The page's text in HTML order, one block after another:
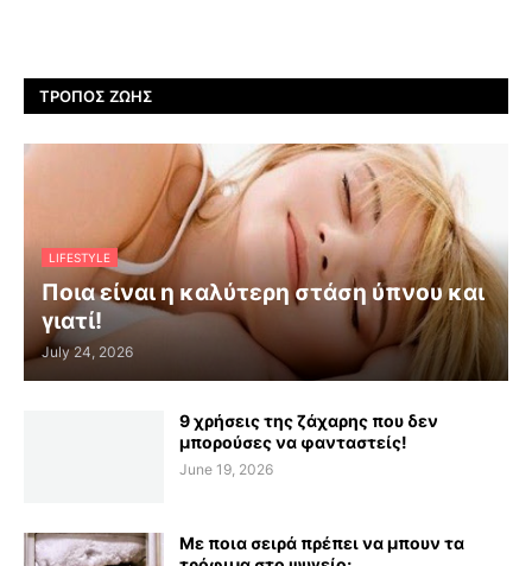
ΤΡΌΠΟΣ ΖΩΉΣ
LIFESTYLE
Ποια είναι η καλύτερη στάση ύπνου και
γιατί!
July 24, 2026
9 χρήσεις της ζάχαρης που δεν
μπορούσες να φανταστείς!
June 19, 2026
Με ποια σειρά πρέπει να μπουν τα